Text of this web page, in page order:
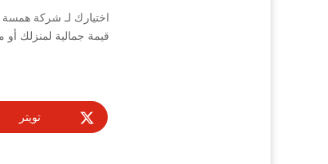
اختيارك لـ شركة
قيمة جمالية لمنزلك
تويتر